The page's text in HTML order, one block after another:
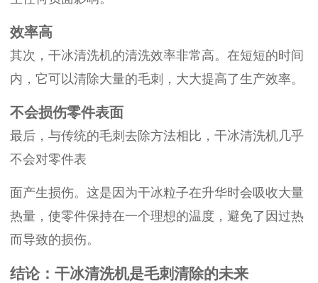
效率高
其次，干冰清洗机的清洗效率非常高。在短短的时间
内，它可以清除大量的毛刺，大大提高了生产效率。
不会损伤零件表面
最后，与传统的毛刺去除方法相比，干冰清洗机几乎
不会对零件表
面产生损伤。这是因为干冰粒子在升华时会吸收大量
热量，使零件保持在一个理想的温度，避免了因过热
而导致的损伤。
结论：干冰清洗机是毛刺清除的未来